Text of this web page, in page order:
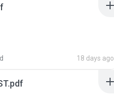
18 days ago